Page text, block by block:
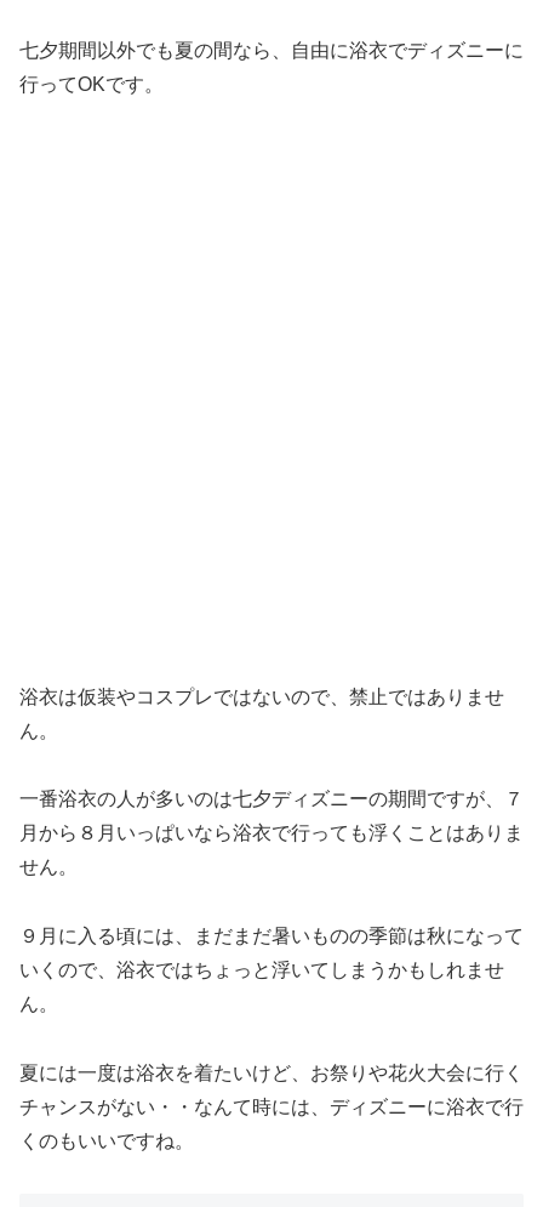
七夕期間以外でも夏の間なら、自由に浴衣でディズニーに
行ってOKです。
浴衣は仮装やコスプレではないので、禁止ではありませ
ん。
一番浴衣の人が多いのは七夕ディズニーの期間ですが、７
月から８月いっぱいなら浴衣で行っても浮くことはありま
せん。
９月に入る頃には、まだまだ暑いものの季節は秋になって
いくので、浴衣ではちょっと浮いてしまうかもしれませ
ん。
夏には一度は浴衣を着たいけど、お祭りや花火大会に行く
チャンスがない・・なんて時には、ディズニーに浴衣で行
くのもいいですね。